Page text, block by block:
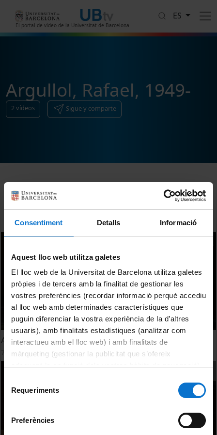
Consentiment Detalls Informació
Aquest lloc web utilitza galetes
El lloc web de la Universitat de Barcelona utilitza galetes
pròpies i de tercers amb la finalitat de gestionar les
vostres preferències (recordar informació perquè accediu
al lloc web amb determinades característiques que
puguin diferenciar la vostra experiència de la d’altres
usuaris), amb finalitats estadístiques (analitzar com
interactueu amb el lloc web) i amb finalitats de
màrqueting (gestionar la publicitat que s’ofereix
consultar laPolítica de galetes del lloc web de la
Requeriments
Preferències
El portal de vídeo de la Universitat de Barcelona
ES
Argullol, Rafael, 1949-
2vídeos Sigue y comparte
Ordenar
Art contemporani a la UB. Fundació Sorigué
7 Marzo, 2013